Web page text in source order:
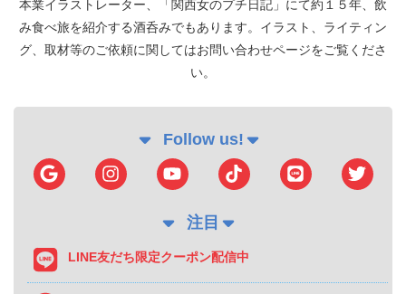
本業イラストレーター、「関西女のプチ日記」にて約１５年、飲
み食べ旅を紹介する酒呑みでもあります。イラスト、ライティン
グ、取材等のご依頼に関してはお問い合わせページをご覧くださ
い。
Follow us!
注目
LINE友だち限定クーポン配信中